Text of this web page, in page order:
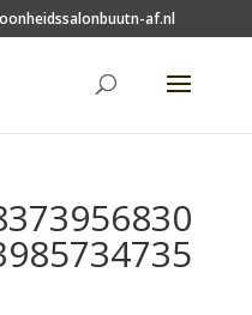
af.nl